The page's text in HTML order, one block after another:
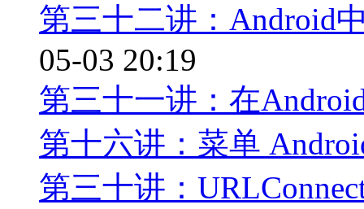
第三十二讲：Android
05-03 20:19
第三十一讲：在
第十六讲：菜单
第三十讲：